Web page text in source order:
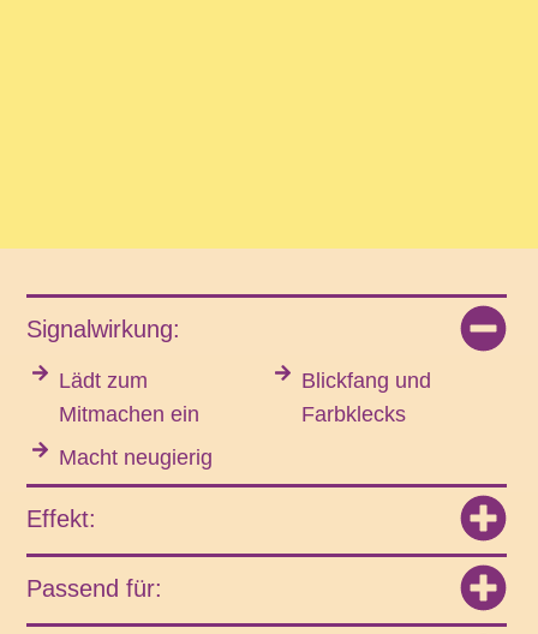
Signalwirkung:
Lädt zum
Mitmachen ein
Macht neugierig
Blickfang und
Farbklecks
Effekt:
Passend für: